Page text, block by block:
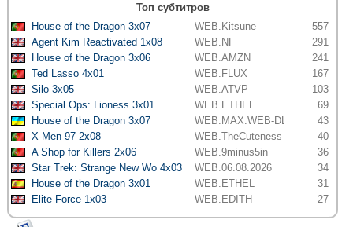
Топ субтитров
House of the Dragon 3x07
WEB.Kitsune
557
Agent Kim Reactivated 1x08
WEB.NF
291
House of the Dragon 3x06
WEB.AMZN
241
Ted Lasso 4x01
WEB.FLUX
167
Silo 3x05
WEB.ATVP
103
Special Ops: Lioness 3x01
WEB.ETHEL
69
House of the Dragon 3x07
WEB.MAX.WEB-DL.DV.HDR
43
X-Men 97 2x08
WEB.TheCuteness
40
A Shop for Killers 2x06
WEB.9minus5in
36
Star Trek: Strange New Wo 4x03
WEB.06.08.2026
34
House of the Dragon 3x01
WEB.ETHEL
31
Elite Force 1x03
WEB.EDITH 27